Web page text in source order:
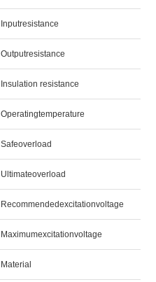
Inputresistance
Outputresistance
Insulation resistance
Operatingtemperature
Safeoverload
Ultimateoverload
Recommendedexcitationvoltage
Maximumexcitationvoltage
Material